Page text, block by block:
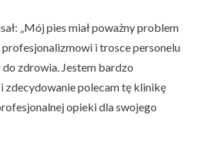
„Mój pies miał poważny problem
i trosce personelu
zdrowia. Jestem bardzo
zdecydowanie polecam tę klinikę
opieki dla swojego